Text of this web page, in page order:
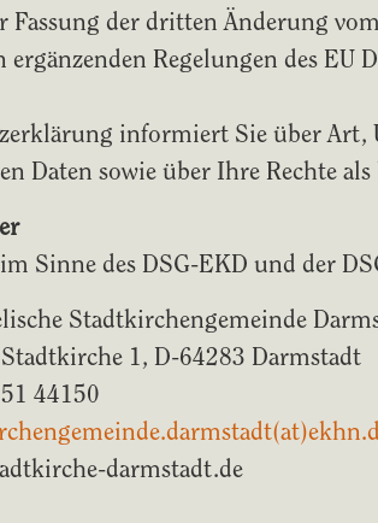
Fassung der dritten Änderung
ergänzenden Regelungen des
informiert Sie über Art,
Daten sowie über Ihre Rechte
Sinne des DSG-EKD und der
Stadtkirchengemeinde
1, D-64283 Darmstadt
44150
darmstadt.de